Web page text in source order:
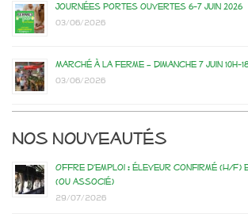
Journées portes ouvertes 6-7 juin 2026
03/06/2026
Marché à la ferme – dimanche 7 juin 10h-
03/06/2026
Nos nouveautés
Offre d’emploi : éleveur confirmé (H/F)
(ou associé)
29/07/2026